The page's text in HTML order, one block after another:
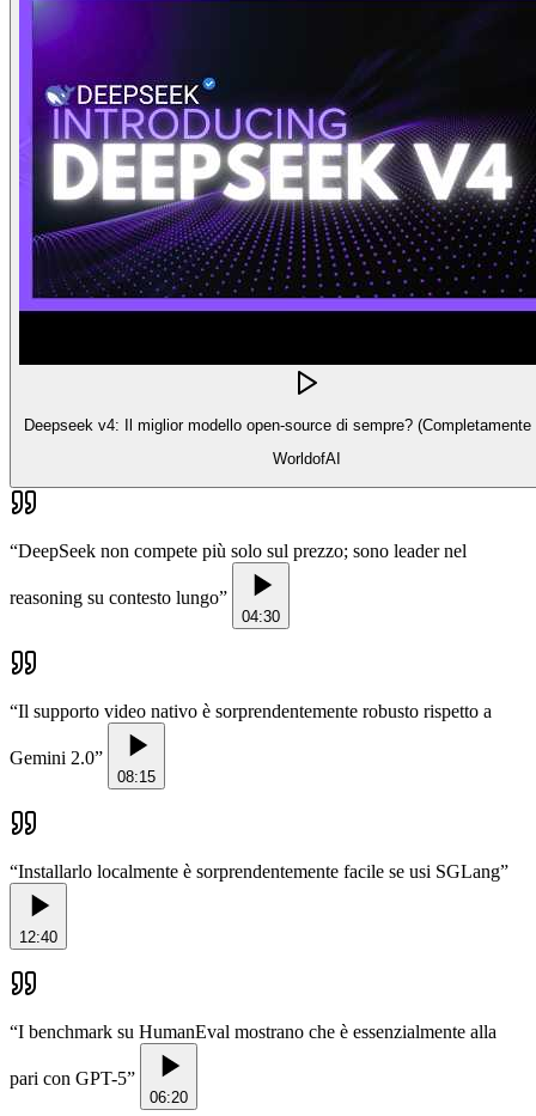
Deepseek v4: Il miglior modello open-source di sempre?
WorldofAI
“DeepSeek non compete più solo sul prezzo; sono leader nel
reasoning su contesto lungo”
04:30
“Il supporto video nativo è sorprendentemente robusto rispetto a
Gemini 2.0”
08:15
“Installarlo localmente è sorprendentemente facile se usi SGLang”
12:40
“I benchmark su HumanEval mostrano che è essenzialmente alla
pari con GPT-5”
06:20